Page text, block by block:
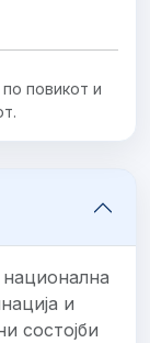
повикот и
и
состојби